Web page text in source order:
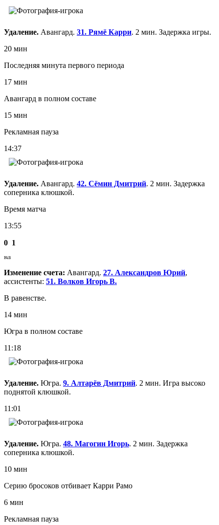
Удаление. Авангард. 31. Рямё Карри. 2 мин. Задержка игры.
20 мин
Последняя минута первого периода
17 мин
Авангард в полном составе
15 мин
Рекламная пауза
14:37
Удаление. Авангард. 42. Сёмин Дмитрий. 2 мин. Задержка
соперника клюшкой.
Время матча
13:55
0 1
РАВ
Изменение счета: Авангард. 27. Александров Юрий,
ассистенты: 51. Волков Игорь В.
В равенстве.
14 мин
Югра в полном составе
11:18
Удаление. Югра. 9. Алтарёв Дмитрий. 2 мин. Игра высоко
поднятой клюшкой.
11:01
Удаление. Югра. 48. Магогин Игорь. 2 мин. Задержка
соперника клюшкой.
10 мин
Серию бросоков отбивает Карри Рамо
6 мин
Рекламная пауза